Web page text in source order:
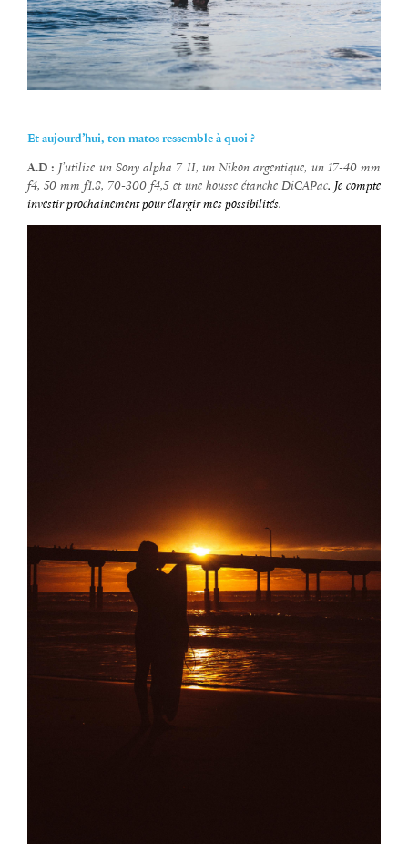
Et aujourd’hui, ton matos ressemble à quoi ?
A.D : J’utilise un Sony alpha 7 II, un Nikon argentique, un 17-40 mm
f4, 50 mm f1.8, 70-300 f4,5 et une housse étanche DiCAPac. Je compte
investir prochainement pour élargir mes possibilités.